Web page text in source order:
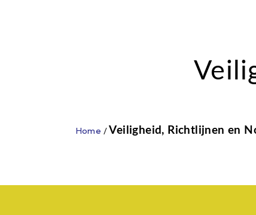
Home /Veiligheid, Richtlijnen en